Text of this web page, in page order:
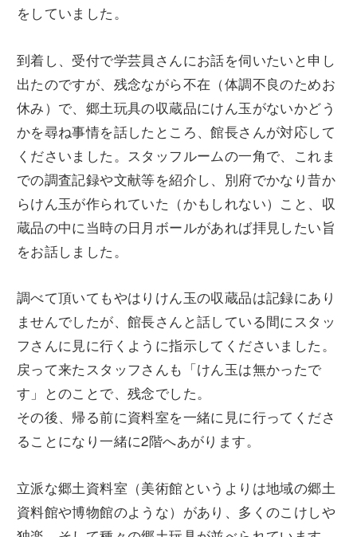
をしていました。
到着し、受付で学芸員さんにお話を伺いたいと申し
出たのですが、残念ながら不在（体調不良のためお
休み）で、郷土玩具の収蔵品にけん玉がないかどう
かを尋ね事情を話したところ、館長さんが対応して
くださいました。スタッフルームの一角で、これま
での調査記録や文献等を紹介し、別府でかなり昔か
らけん玉が作られていた（かもしれない）こと、収
蔵品の中に当時の日月ボールがあれば拝見したい旨
をお話しました。
調べて頂いてもやはりけん玉の収蔵品は記録にあり
ませんでしたが、館長さんと話している間にスタッ
フさんに見に行くように指示してくださいました。
戻って来たスタッフさんも「けん玉は無かったで
す」とのことで、残念でした。
その後、帰る前に資料室を一緒に見に行ってくださ
ることになり一緒に2階へあがります。
立派な郷土資料室（美術館というよりは地域の郷土
資料館や博物館のような）があり、多くのこけしや